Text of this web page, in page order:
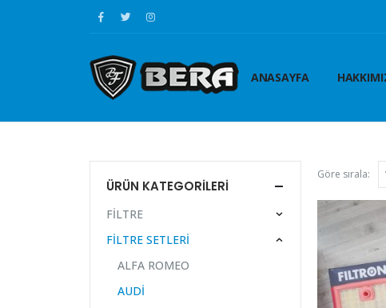
ANASAYFA
Göre sırala:
ÜRÜN KATEGORILERI
FİLTRE
FİLTRE SETLERİ
ALFA ROMEO
AUDİ